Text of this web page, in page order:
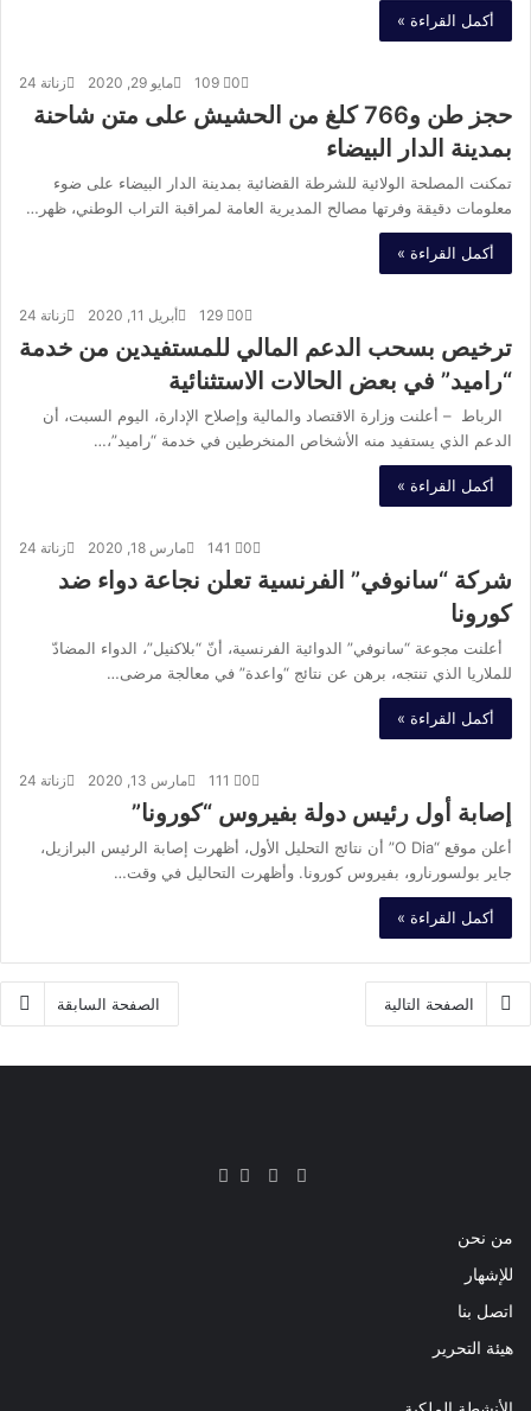
أكمل القراءة »
زناتة 24 مايو 29, 2020 0
حجز طن و766 كلغ من الحشيش على متن شاحنة
بمدينة الدار البيضاء
تمكنت المصلحة الولائية للشرطة القضائية بمدينة الدار البيضاء على ضوء
معلومات دقيقة وفرتها مصالح المديرية العامة لمراقبة التراب الوطني، ظهر…
أكمل القراءة »
زناتة 24 أبريل 11, 2020 0
ترخيص بسحب الدعم المالي للمستفيدين من خدمة
“راميد” في بعض الحالات الاستثنائية
الرباط – أعلنت وزارة الاقتصاد والمالية وإصلاح الإدارة، اليوم السبت، أن
الدعم الذي يستفيد منه الأشخاص المنخرطين في خدمة “راميد”،…
أكمل القراءة »
زناتة 24 مارس 18, 2020 0
شركة “سانوفي” الفرنسية تعلن نجاعة دواء ضد
كورونا
أعلنت مجوعة “سانوفي” الدوائية الفرنسية، أنّ “بلاكنيل”، الدواء المضادّ
للملاريا الذي تنتجه، برهن عن نتائج “واعدة” في معالجة مرضى…
أكمل القراءة »
زناتة 24 مارس 13, 2020 0
إصابة أول رئيس دولة بفيروس “كورونا”
أعلن موقع “O Dia” أن نتائج التحليل الأول، أظهرت إصابة الرئيس البرازيل،
جاير بولسورنارو، بفيروس كورونا. وأظهرت التحاليل في وقت…
أكمل القراءة »
الصفحة السابقة الصفحة التالية
فيسبوك
تويتريوتيوب
من نحن
للإشهار
اتصل بنا
هيئة التحرير